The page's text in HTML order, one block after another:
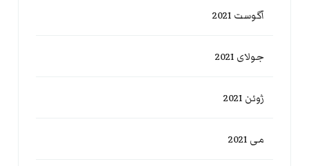
آگوست 2021
جولای 2021
ژوئن 2021
می 2021